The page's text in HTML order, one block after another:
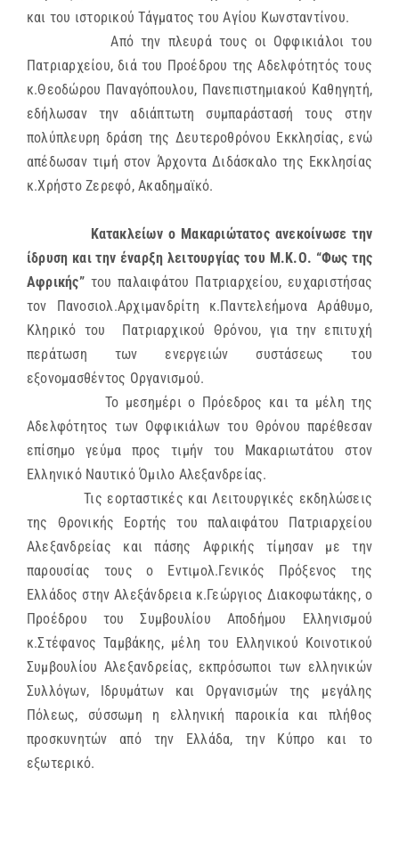
και του ιστορικού Τάγματος του Αγίου Κωνσταντίνου.
Από την πλευρά τους οι Οφφικιάλοι του
Πατριαρχείου, διά του Προέδρου της Αδελφότητός τους
κ.Θεοδώρου Παναγόπουλου, Πανεπιστημιακού Καθηγητή,
εδήλωσαν την αδιάπτωτη συμπαράστασή τους στην
πολύπλευρη δράση της Δευτεροθρόνου Εκκλησίας, ενώ
απέδωσαν τιμή στον Άρχοντα Διδάσκαλο της Εκκλησίας
κ.Χρήστο Ζερεφό, Ακαδημαϊκό.
Κατακλείων ο Μακαριώτατος ανεκοίνωσε την
ίδρυση και την έναρξη λειτουργίας του Μ.Κ.Ο. “Φως της
Αφρικής”του παλαιφάτου Πατριαρχείου, ευχαριστήσας
τον Πανοσιολ.Αρχιμανδρίτη κ.Παντελεήμονα Αράθυμο,
Κληρικό του Πατριαρχικού Θρόνου, για την επιτυχή
περάτωση των ενεργειών συστάσεως του
εξονομασθέντος Οργανισμού.
Το μεσημέρι ο Πρόεδρος και τα μέλη της
Αδελφότητος των Οφφικιάλων του Θρόνου παρέθεσαν
επίσημο γεύμα προς τιμήν του Μακαριωτάτου στον
Ελληνικό Ναυτικό Όμιλο Αλεξανδρείας.
Τις εορταστικές και Λειτουργικές εκδηλώσεις
της Θρονικής Εορτής του παλαιφάτου Πατριαρχείου
Αλεξανδρείας και πάσης Αφρικής τίμησαν με την
παρουσίας τους ο Εντιμολ.Γενικός Πρόξενος της
Ελλάδος στην Αλεξάνδρεια κ.Γεώργιος Διακοφωτάκης, ο
Προέδρου του Συμβουλίου Αποδήμου Ελληνισμού
κ.Στέφανος Ταμβάκης, μέλη του Ελληνικού Κοινοτικού
Συμβουλίου Αλεξανδρείας, εκπρόσωποι των ελληνικών
Συλλόγων, Ιδρυμάτων και Οργανισμών της μεγάλης
Πόλεως, σύσσωμη η ελληνική παροικία και πλήθος
προσκυνητών από την Ελλάδα, την Κύπρο και το
εξωτερικό.